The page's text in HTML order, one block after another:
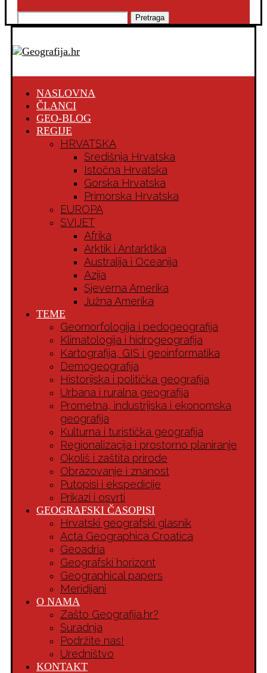
Pretraga
NASLOVNA
ČLANCI
GEO-BLOG
REGIJE
HRVATSKA
Središnja Hrvatska
Istočna Hrvatska
Gorska Hrvatska
Primorska Hrvatska
EUROPA
SVIJET
Afrika
Arktik i Antarktika
Australija i Oceanija
Azija
Sjeverna Amerika
Južna Amerika
TEME
Geomorfologija i pedogeografija
Klimatologija i hidrogeografija
Kartografija, GIS i geoinformatika
Demogeografija
Historijska i politička geografija
Urbana i ruralna geografija
Prometna, industrijska i ekonomska
geografija
Kulturna i turistička geografija
Regionalizacija i prostorno planiranje
Okoliš i zaštita prirode
Obrazovanje i znanost
Putopisi i ekspedicije
Prikazi i osvrti
GEOGRAFSKI ČASOPISI
Hrvatski geografski glasnik
Acta Geographica Croatica
Geoadria
Geografski horizont
Geographical papers
Meridijani
O NAMA
Zašto Geografija.hr?
Suradnja
Podržite nas!
Uredništvo
KONTAKT